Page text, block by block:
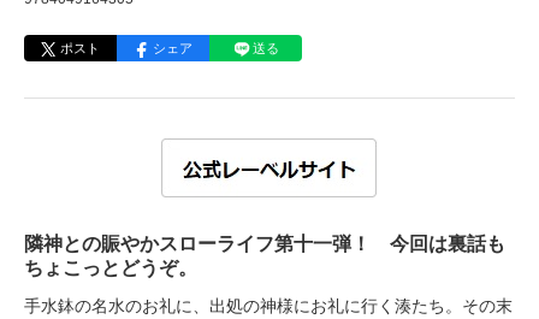
ポスト シェア 送る
隣神との賑やかスローライフ第十一弾！ 今回は裏話も
ちょこっとどうぞ。
手水鉢の名水のお礼に、出処の神様にお礼に行く湊たち。その末